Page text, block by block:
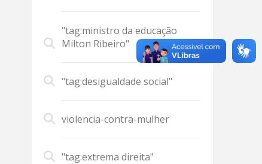
"tag:ministro da educação
Milton Ribeiro"
"tag:desigualdade social"
violencia-contra-mulher
"tag:extrema direita"